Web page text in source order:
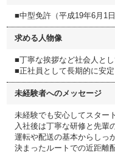
■中型免許（平成19年6月1
求める人物像
■丁寧な挨拶など社会人と
■正社員として長期的に安
未経験者へのメッセージ
未経験でも安心してスター
入社後は丁寧な研修と先輩
運転や配送の基本からしっ
決まったルートでの近距離